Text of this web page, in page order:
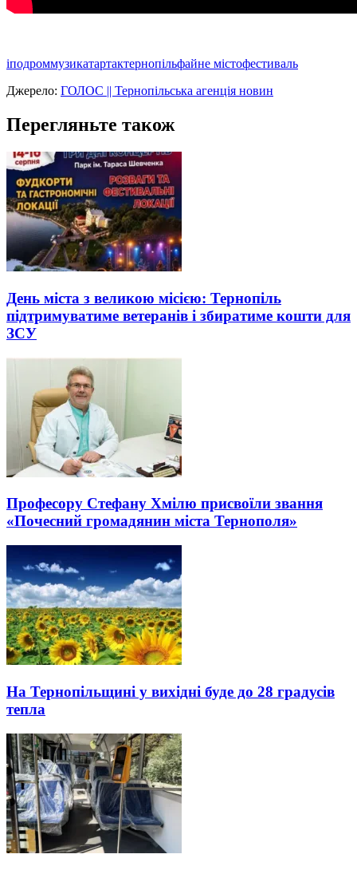
іподроммузикатартактернопільфайне містофестиваль
Джерело: ГОЛОС || Тернопільська агенція новин
Перегляньте також
День міста з великою місією: Тернопіль
підтримуватиме ветеранів і збиратиме кошти для
ЗСУ
Професору Стефану Хмілю присвоїли звання
«Почесний громадянин міста Тернополя»
На Тернопільщині у вихідні буде до 28 градусів
тепла